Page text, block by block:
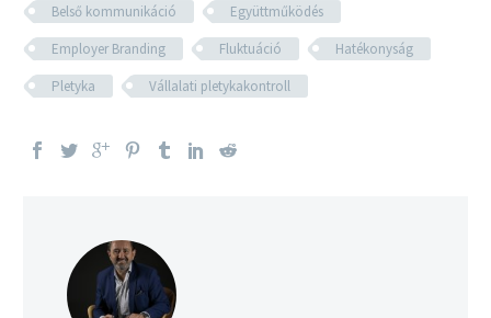
Belső kommunikáció
Együttműködés
Employer Branding
Fluktuáció
Hatékonyság
Pletyka
Vállalati pletykakontroll